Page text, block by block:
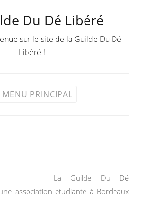
Du Dé Libéré
sur le site de la Guilde Du Dé
Libéré !
MENU PRINCIPAL
La Guilde Du Dé
association étudiante à Bordeaux